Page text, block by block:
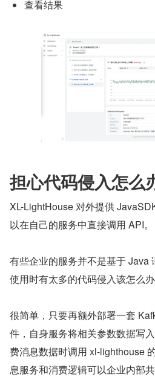
查看结果
担心代码侵入怎么
XL-LightHouse 对外提供
以在自己的服务中直接调用 API。
有些企业的服务并不是基于 Java
使用时有太多的代码侵入该怎么
很简单，只要再额外部署一套
件，自身服务将相关参数数据写
费消息数据时调用 xl-lighthouse
息服务和消费逻辑可以企业内部共